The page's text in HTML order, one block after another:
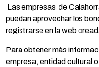
Las empresas de
puedan aprovechar los
registrarse en la web
Para obtener más
empresa, entidad cultural